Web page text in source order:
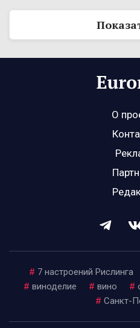
О
# 7 настроений Рислинга
# виноделие # вино #
# Санкт-